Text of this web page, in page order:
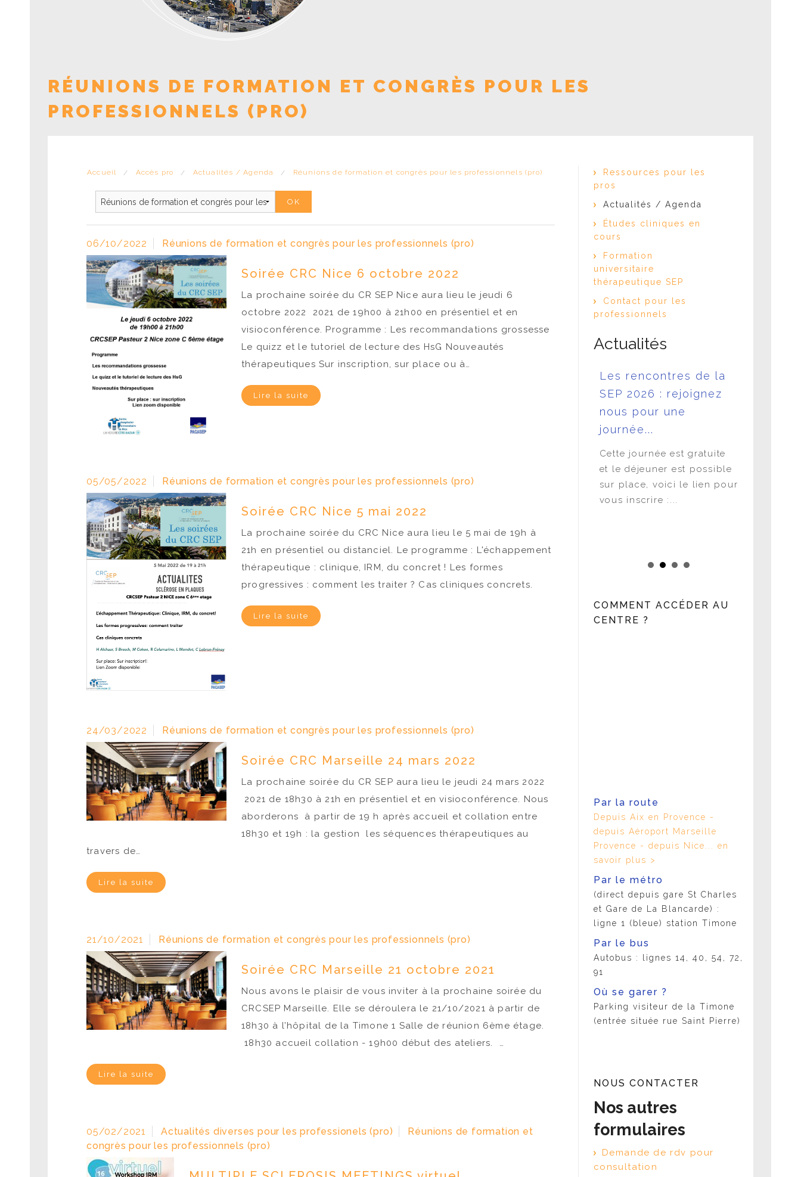
RÉUNIONS DE FORMATION ET CONGRÈS POUR LES
PROFESSIONNELS (PRO)
Accueil Accès pro Actualités / Agenda Réunions de formation et congrès pour les professionnels (pro)
06/10/2022 Réunions de formation et congrès pour les professionnels (pro)
Soirée CRC Nice 6 octobre 2022
La prochaine soirée du CR SEP Nice aura lieu le jeudi 6
octobre 2022 2021 de 19h00 à 21h00 en présentiel et en
visioconférence. Programme : Les recommandations grossesse
Le quizz et le tutoriel de lecture des HsG Nouveautés
thérapeutiques Sur inscription, sur place ou à…
Lire la suite
05/05/2022 Réunions de formation et congrès pour les professionnels (pro)
Soirée CRC Nice 5 mai 2022
La prochaine soirée du CRC Nice aura lieu le 5 mai de 19h à
21h en présentiel ou distanciel. Le programme : L'échappement
thérapeutique : clinique, IRM, du concret ! Les formes
progressives : comment les traiter ? Cas cliniques concrets.
Lire la suite
24/03/2022 Réunions de formation et congrès pour les professionnels (pro)
Soirée CRC Marseille 24 mars 2022
La prochaine soirée du CR SEP aura lieu le jeudi 24 mars 2022
2021 de 18h30 à 21h en présentiel et en visioconférence. Nous
aborderons à partir de 19 h après accueil et collation entre
18h30 et 19h : la gestion les séquences thérapeutiques au
travers de…
Lire la suite
21/10/2021 Réunions de formation et congrès pour les professionnels (pro)
Soirée CRC Marseille 21 octobre 2021
Nous avons le plaisir de vous inviter à la prochaine soirée du
CRCSEP Marseille. Elle se déroulera le 21/10/2021 à partir de
18h30 à l’hôpital de la Timone 1 Salle de réunion 6ème étage.
18h30 accueil collation - 19h00 début des ateliers. …
Lire la suite
05/02/2021 Actualités diverses pour les professionels (pro)
Réunions de formation et
congrès pour les professionnels (pro)
Ressources pour les
pros
Actualités / Agenda
Études cliniques en
cours
Formation
universitaire
thérapeutique SEP
Contact pour les
professionnels
Actualités
marche pour la SEP
pour un LIVE consacré à la
Les rencontres de la
SEP 2026 : rejoignez
nous pour une
journée...
Cette journée est gratuite
et le déjeuner est possible
sur place, voici le lien pour
vous inscrire :...
COMMENT ACCÉDER AU
CENTRE ?
Par la route
Depuis Aix en Provence -
depuis Aéroport Marseille
Provence - depuis Nice... en
savoir plus >
Par le métro
(direct depuis gare St Charles
et Gare de La Blancarde) :
ligne 1 (bleue) station Timone
Par le bus
Autobus : lignes 14, 40, 54, 72,
91
Où se garer ?
Parking visiteur de la Timone
(entrée située rue Saint Pierre)
NOUS CONTACTER
Nos autres
formulaires
Demande de rdv pour
consultation